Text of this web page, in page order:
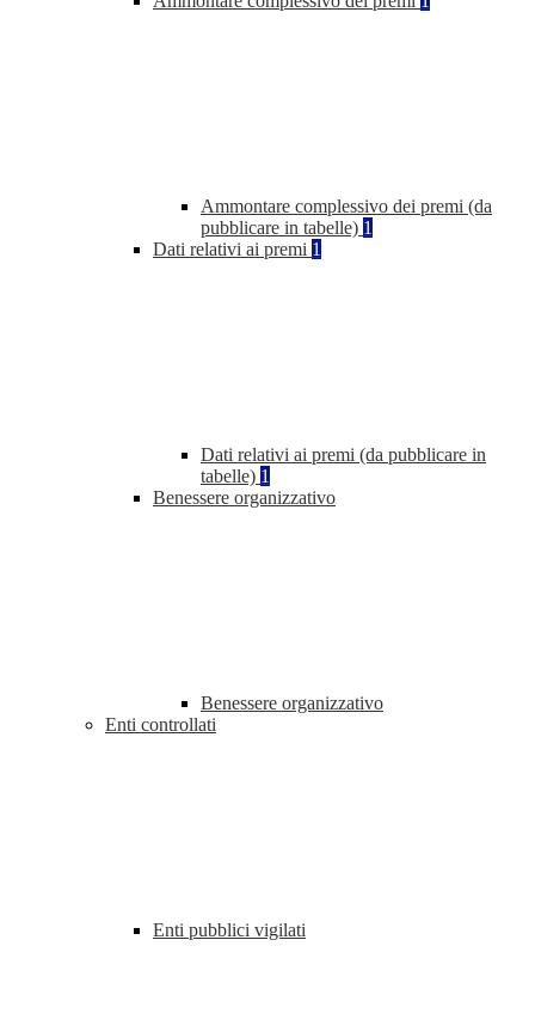
Ammontare complessivo dei premi (da
pubblicare in tabelle) 1
Dati relativi ai premi 1
Dati relativi ai premi (da pubblicare in
tabelle) 1
Benessere organizzativo
Benessere organizzativo
Enti controllati
Enti pubblici vigilati